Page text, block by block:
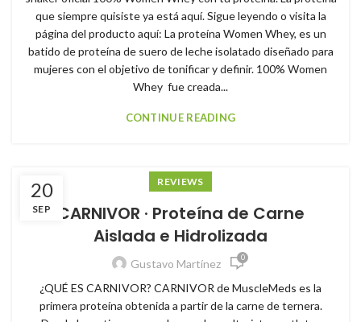
que siempre quisiste ya está aquí. Sigue leyendo o visita la
página del producto aquí: La proteína Women Whey, es un
batido de proteína de suero de leche isolatado diseñado para
mujeres con el objetivo de tonificar y definir. 100% Women
Whey fue creada...
CONTINUE READING
20
SEP
REVIEWS
CARNIVOR · Proteína de Carne
Aislada e Hidrolizada
Gustavo Martínez 0
¿QUÉ ES CARNIVOR? CARNIVOR de MuscleMeds es la
primera proteína obtenida a partir de la carne de ternera.